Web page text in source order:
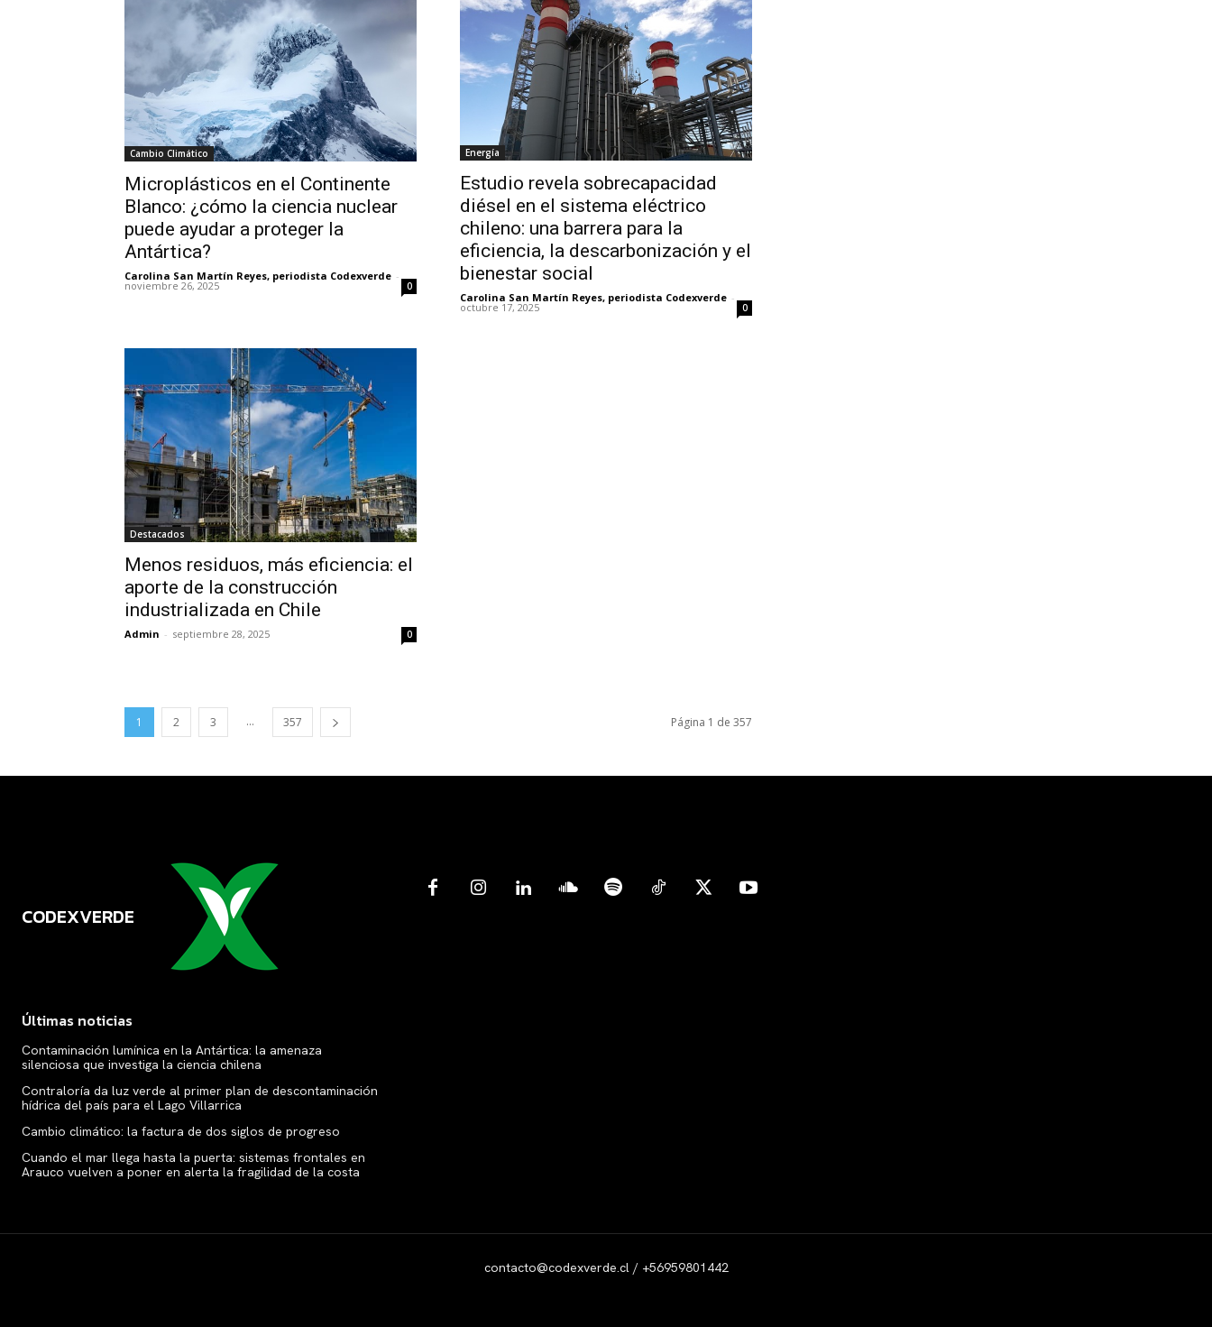
Cambio Climático
Microplásticos en el Continente
Blanco: ¿cómo la ciencia nuclear
puede ayudar a proteger la
Antártica?
Carolina San Martín Reyes, periodista Codexverde -
noviembre 26, 2025 0
Energía
Estudio revela sobrecapacidad
diésel en el sistema eléctrico
chileno: una barrera para la
eficiencia, la descarbonización y el
bienestar social
Carolina San Martín Reyes, periodista Codexverde -
octubre 17, 2025 0
Destacados
Menos residuos, más eficiencia: el
aporte de la construcción
industrializada en Chile
Admin - septiembre 28, 2025 0
1 2 3 ... 357 Página 1 de 357
CODEXVERDE
Últimas noticias
Contaminación lumínica en la Antártica: la amenaza
silenciosa que investiga la ciencia chilena
Contraloría da luz verde al primer plan de descontaminación
hídrica del país para el Lago Villarrica
Cambio climático: la factura de dos siglos de progreso
Cuando el mar llega hasta la puerta: sistemas frontales en
Arauco vuelven a poner en alerta la fragilidad de la costa
contacto@codexverde.cl / +56959801442